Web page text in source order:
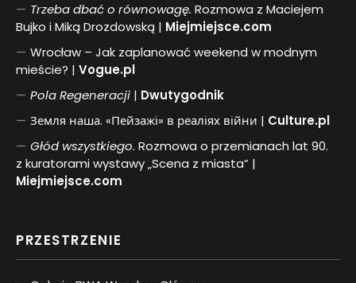
Trzeba dbać o równowagę. Rozmowa z Maciejem
Bujko i Miką Drozdowską | Miejmiejsce.com
Wrocław – Jak zaplanować weekend w modnym
mieście? | Vogue.pl
PolaRegeneracji | Dwutygodnik
Земля наша. «Пейзажі» в реаліях війни | Culture.pl
Głód wszystkiego. Rozmowa o przemianach lat 90.
z kuratorami wystawy „Scena z miasta” |
Miejmiejsce.com
PRZESTRZENIE